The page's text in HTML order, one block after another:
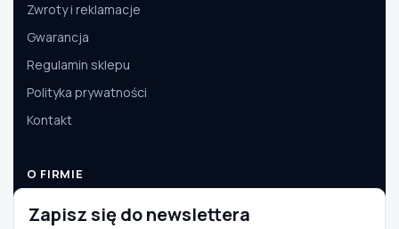
Zwroty i reklamacje
Gwarancja
Regulamin sklepu
Polityka prywatności
Kontakt
O FIRMIE
O nas
Zapisz się do newslettera